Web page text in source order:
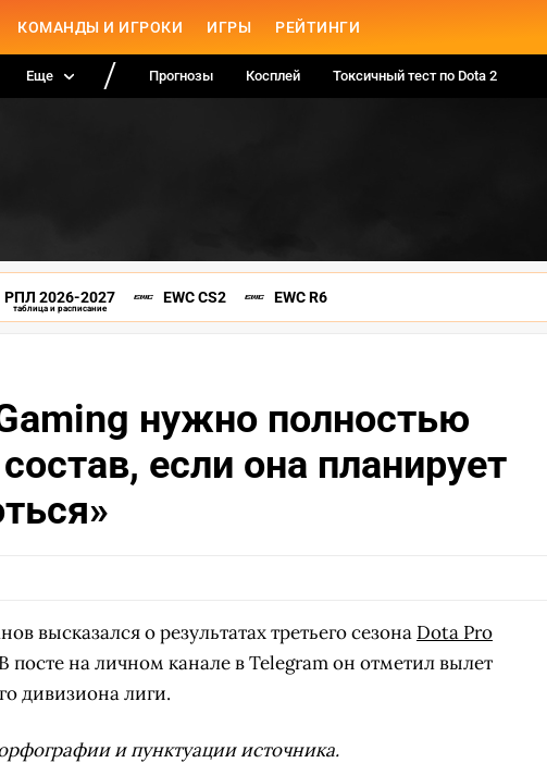
КОМАНДЫ И ИГРОКИ ИГРЫ РЕЙТИНГИ
Еще Прогнозы Косплей Токсичный тест по Dota 2
РПЛ 2026-2027
таблица и расписание
EWC CS2 EWC R6
нужно полностью
если она планирует
высказался о результатах третьего сезона Dota Pro
посте на личном канале в Telegram он отметил вылет
дивизиона лиги.
и пунктуации источника.